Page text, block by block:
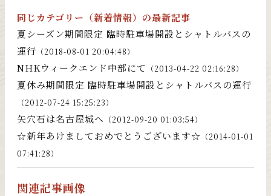
同じカテゴリー（新着情報）の最新記事
夏シーズン期間限定 臨時駐車場開設とシャトルバスの
運行 （2018-08-01 20:04:48）
NHKウィークエンド中部にて （2013-04-22 02:16:28）
夏休み期間限定 臨時駐車場開設とシャトルバスの運行
（2012-07-24 15:25:23）
矢穴石は名古屋城へ （2012-09-20 01:03:54）
☆新年あけましておめでとうございます☆ （2014-01-01
07:41:28）
関連記事画像